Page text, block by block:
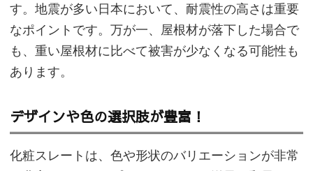
す。地震が多い日本において、耐震性の高さは重要
なポイントです。万が一、屋根材が落下した場合で
も、重い屋根材に比べて被害が少なくなる可能性も
あります。
デザインや色の選択肢が豊富！
化粧スレートは、色や形状のバリエーションが非常